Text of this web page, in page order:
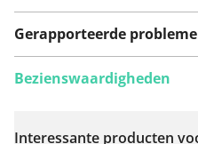
Gerapporteerde
Bezienswaardigheden
Interessante producten